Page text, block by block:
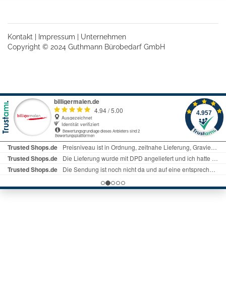
Kontakt Impressum
Unternehmen
Copyright © 2024 Guthmann Bürobedarf GmbH